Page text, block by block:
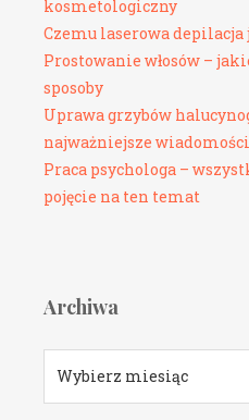
kosmetologiczny
Czemu laserowa
Prostowanie włosów –
sposoby
Uprawa grzybów
najważniejsze wiadomości
Praca psychologa –
pojęcie na ten temat
Archiwa